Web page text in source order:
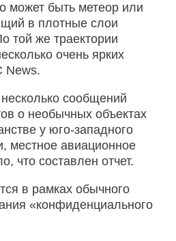
может быть метеор или
в плотные слои
той же траектории
очень ярких
News.
сообщений
о необычных объектах
у юго-западного
местное авиационное
что составлен отчет.
в рамках обычного
«конфиденциального